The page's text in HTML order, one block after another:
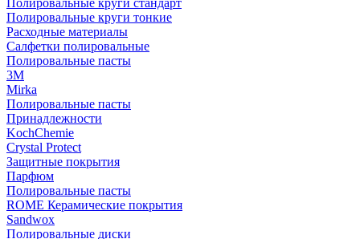
Полировальные круги стандарт
Полировальные круги тонкие
Расходные материалы
Салфетки полировальные
Полировальные пасты
3М
Mirka
Полировальные пасты
Принадлежности
KochChemie
Crystal Protect
Защитные покрытия
Парфюм
Полировальные пасты
ROME Керамические покрытия
Sandwox
Полировальные диски